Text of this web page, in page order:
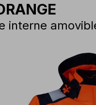
interne